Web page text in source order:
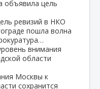
объявила цель
пошла волна
внимания
области